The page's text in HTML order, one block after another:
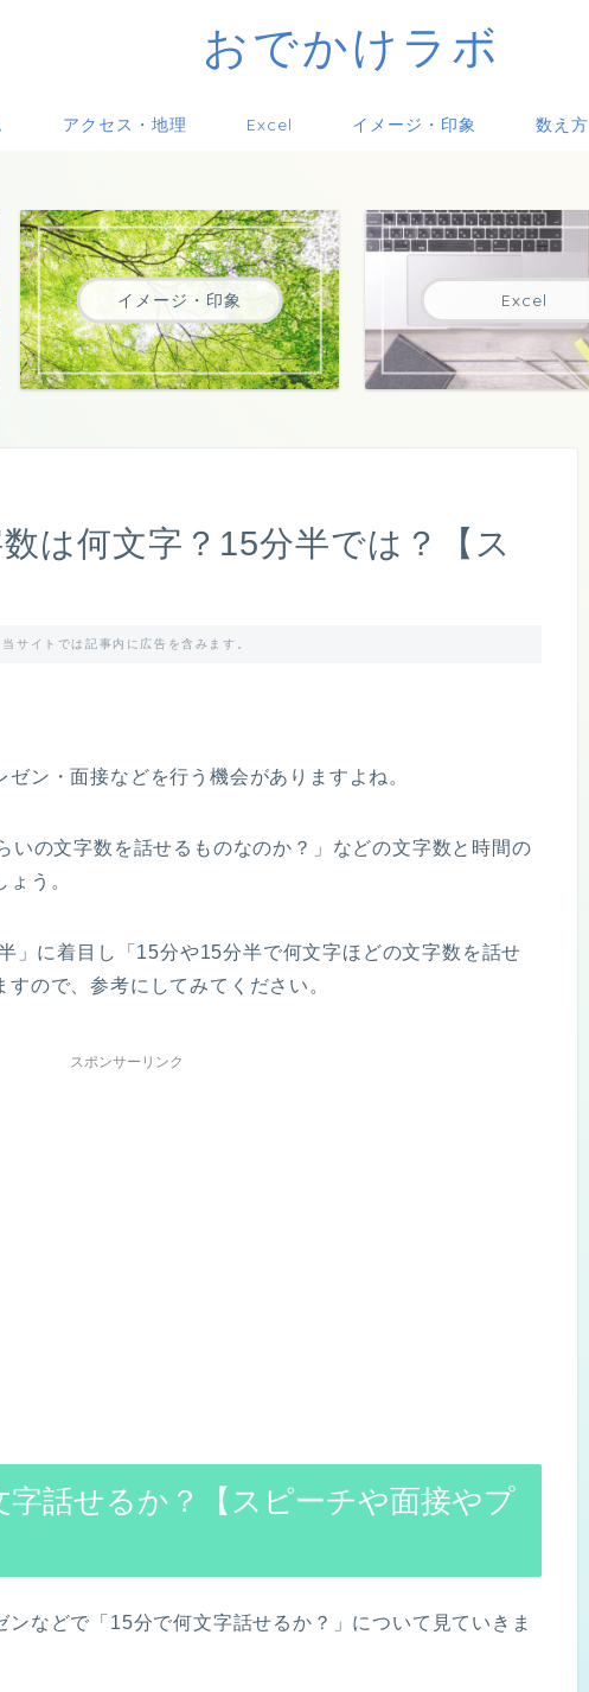
おでかけラボ
アクセス・地理 Excel イメージ・印象 数え方
イメージ・印象 Excel
は何文字？15分半では？【ス
当サイトでは記事内に広告を含みます。
ン・面接などを行う機会がありますよね。
いの文字数を話せるものなのか？」などの文字数と時間の
う。
」に着目し「15分や15分半で何文字ほどの文字数を話せ
ので、参考にしてみてください。
スポンサーリンク
字話せるか？【スピーチや面接やプ
などで「15分で何文字話せるか？」について見ていきま